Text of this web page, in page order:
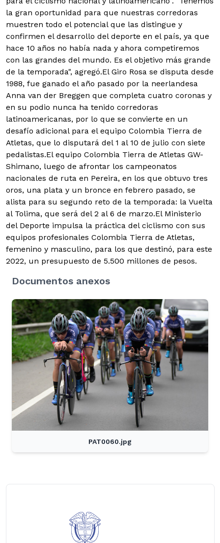
la gran oportunidad para que nuestras corredoras
muestren todo el potencial que las distingue y
confirmen el desarrollo del deporte en el país, ya que
hace 10 años no había nada y ahora competiremos
con las grandes del mundo. Es el objetivo más grande
de la temporada", agregó.El Giro Rosa se disputa desde
1988, fue ganado el año pasado por la neerlandesa
Anna van der Breggen que completa cuatro coronas y
en su podio nunca ha tenido corredoras
latinoamericanas, por lo que se convierte en un
desafío adicional para el equipo Colombia Tierra de
Atletas, que lo disputará del 1 al 10 de julio con siete
pedalistas.El equipo Colombia Tierra de Atletas GW-
Shimano, luego de afrontar los campeonatos
nacionales de ruta en Pereira, en los que obtuvo tres
oros, una plata y un bronce en febrero pasado, se
alista para su segundo reto de la temporada: la Vuelta
al Tolima, que será del 2 al 6 de marzo.El Ministerio
del Deporte impulsa la práctica del ciclismo con sus
equipos profesionales Colombia Tierra de Atletas,
femenino y masculino, para los que destinó, para este
2022, un presupuesto de 5.500 millones de pesos.
Documentos anexos
PAT0060.jpg